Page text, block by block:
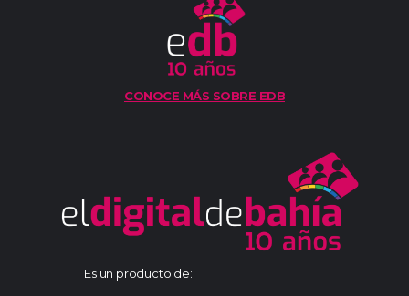
CONOCE MÁS SOBRE EDB
Es un producto de: